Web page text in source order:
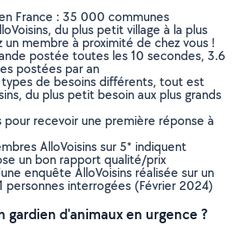
France : 35 000 communes
du plus petit village à la plus
un membre à proximité de chez vous !
postée toutes les 10 secondes, 3.6
postées par an
de besoins différents, tout est
du plus petit besoin aux plus grands
pour recevoir une première réponse à
AlloVoisins sur 5* indiquent
un bon rapport qualité/prix
enquête AlloVoisins réalisée sur un
personnes interrogées (Février 2024)
gardien d'animaux en urgence ?